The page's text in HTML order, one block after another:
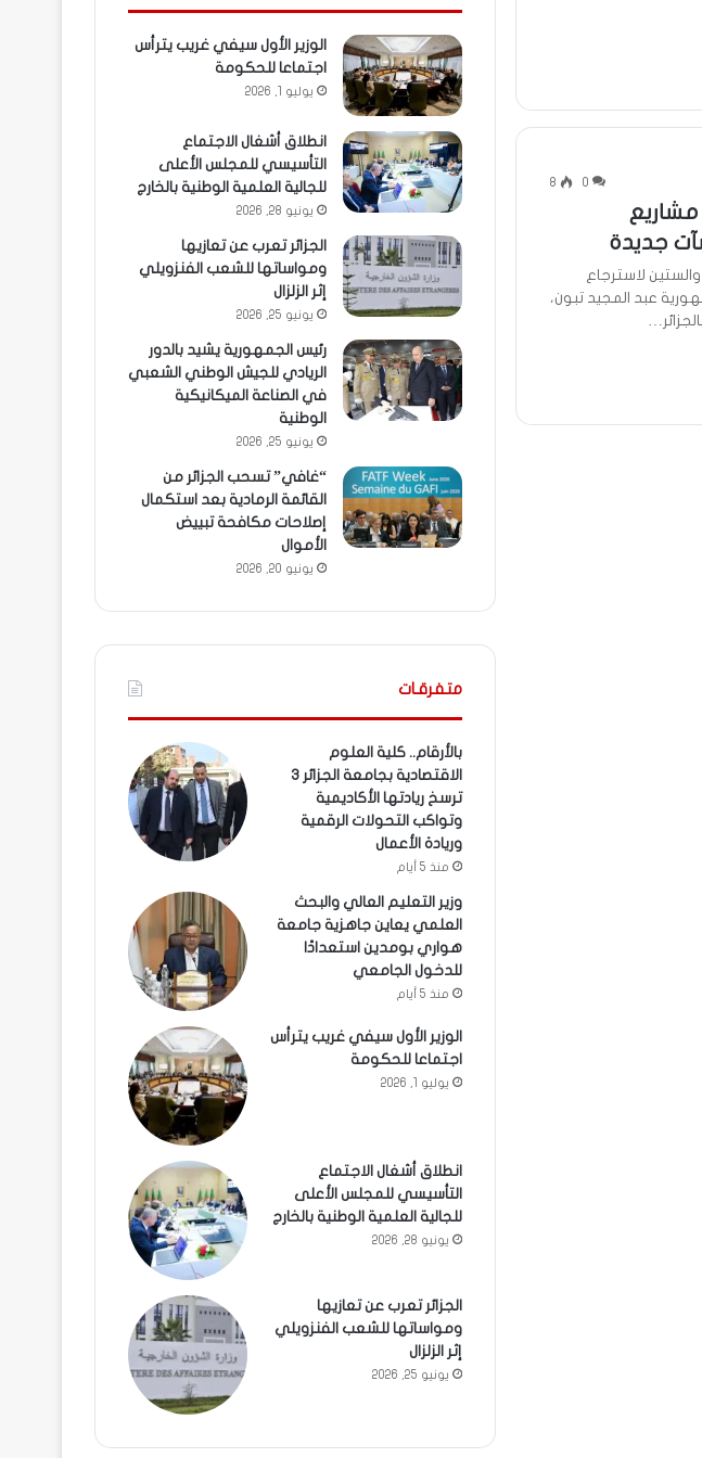
0
8
جديدة
والستين لاسترجاع
عبد المجيد تبون،
الوزير الأول سيفي غريب يترأس
اجتماعا للحكومة
يوليو 1, 2026
انطلاق أشغال الاجتماع
التأسيسي للمجلس الأعلى
للجالية العلمية الوطنية بالخارج
يونيو 28, 2026
الجزائر تعرب عن تعازيها
ومواساتها للشعب الفنزويلي
إثر الزلزال
يونيو 25, 2026
رئيس الجمهورية يشيد بالدور
الريادي للجيش الوطني الشعبي
في الصناعة الميكانيكية
الوطنية
يونيو 25, 2026
“غافي” تسحب الجزائر من
القائمة الرمادية بعد استكمال
إصلاحات مكافحة تبييض
الأموال
يونيو 20, 2026
متفرقـات
بالأرقام.. كلية العلوم
الاقتصادية بجامعة الجزائر 3
ترسخ ريادتها الأكاديمية
وتواكب التحولات الرقمية
وريادة الأعمال
منذ 5 أيام
وزير التعليم العالي والبحث
العلمي يعاين جاهزية جامعة
هواري بومدين استعدادًا
للدخول الجامعي
منذ 5 أيام
الوزير الأول سيفي غريب يترأس
اجتماعا للحكومة
يوليو 1, 2026
انطلاق أشغال الاجتماع
التأسيسي للمجلس الأعلى
للجالية العلمية الوطنية بالخارج
يونيو 28, 2026
الجزائر تعرب عن تعازيها
ومواساتها للشعب الفنزويلي
إثر الزلزال
يونيو 25, 2026